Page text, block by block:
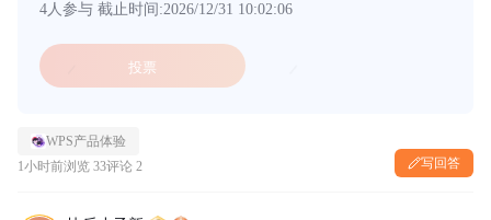
4人参与 截止时间:2026/12/31 10:02:06
投票
WPS产品体验
1小时前浏览 33评论 2 写回答